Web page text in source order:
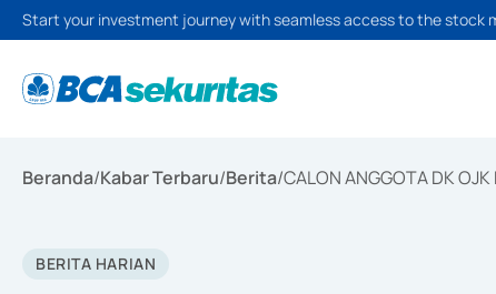
Start your investment journey with seamless access to the stock
Beranda/Kabar Terbaru/Berita/CALON ANGGOTA DK
BERITA HARIAN